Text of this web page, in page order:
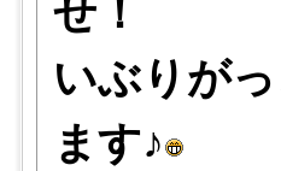
せ！
いぶりが
ます♪